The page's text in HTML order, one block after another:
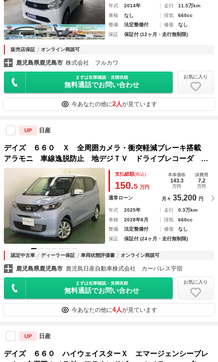
年式 2014年 走行
11.5万km
車検
なし 排気
660cc
整備
法定整備付 修復
なし
保証
保証付 (12ヶ月・走行無制限)
販売店保証 オンライン商談可
鹿児島県鹿児島市 株式会社 フルカワ
まずは在庫確認・見積依頼
無料通話でお問い合わせ
お気に入り
今あなたの他に2人が見ています
UP 日産
デイズ ６６０ Ｘ 全周囲カメラ・衝突軽減ブレーキ搭載
アラモニ 車線逸脱防止 地デジＴＶ ドライブレコーダ イ
ンテリキー ＬＥＤヘッドランプ バックカメラ ハイビーム
Ａ 盗難警報装置 助手席エアバック ナビＴＶ ＰＳ
支払総額(税込)
150.5 万円
本体価格
143.3
万円
諸費用
7.2
万円
通常ローン 月々 35,200 円
年式 2025年 走行
0.3万km
車検
2028年8月 排気
660cc
整備
法定整備付 修復
なし
保証
保証付 (24ヶ月・走行無制限)
認定中古車 ディーラー保証 車両状態評価書 オンライン商談可
鹿児島県鹿児島市 鹿児島日産自動車株式会社 カーパレス宇宿
まずは在庫確認・見積依頼
無料通話でお問い合わせ
お気に入り
今あなたの他に4人が見ています
UP 日産
デイズ ６６０ ハイウェイスターＸ エマージェンシーブレ